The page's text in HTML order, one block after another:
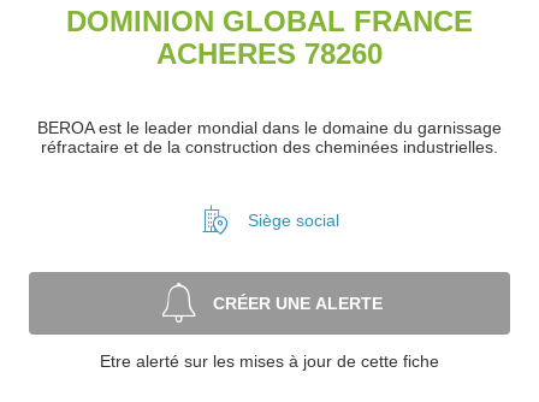
DOMINION GLOBAL FRANCE
ACHERES 78260
BEROA est le leader mondial dans le domaine du garnissage
réfractaire et de la construction des cheminées industrielles.
Siège social
CRÉER UNE ALERTE
Etre alerté sur les mises à jour de cette fiche